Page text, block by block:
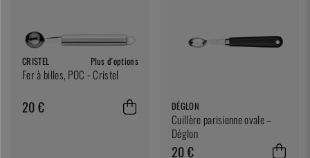
CRISTEL Plus d'options
Fer à billes, POC - Cristel
20 € DÉGLON
Cuillère parisienne ovale –
Déglon
20 €